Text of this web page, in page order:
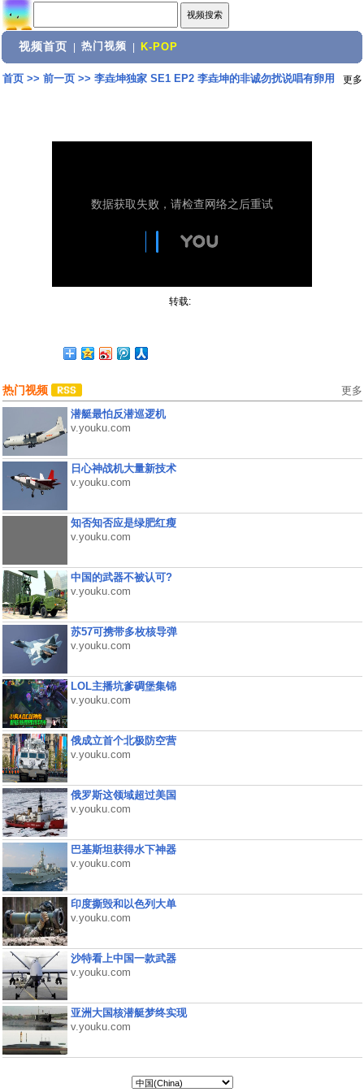
视频首页 热门视频 K-POP
首页>> 前一页>> 李垚坤独家 SE1 EP2 李垚坤的非诚勿扰说唱有卵用 更多
转载:
热门视频 更多
潜艇最怕反潜巡逻机
v.youku.com
日心神战机大量新技术
v.youku.com
知否知否应是绿肥红瘦
v.youku.com
中国的武器不被认可?
v.youku.com
苏57可携带多枚核导弹
v.youku.com
LOL主播坑爹碉堡集锦
v.youku.com
俄成立首个北极防空营
v.youku.com
俄罗斯这领域超过美国
v.youku.com
巴基斯坦获得水下神器
v.youku.com
印度撕毁和以色列大单
v.youku.com
沙特看上中国一款武器
v.youku.com
亚洲大国核潜艇梦终实现
v.youku.com